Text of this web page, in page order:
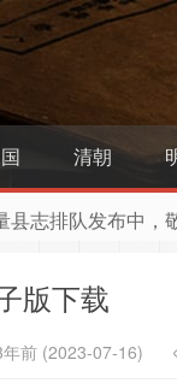
清朝
志排队发布中，
版下载
前 (2023-07-16)